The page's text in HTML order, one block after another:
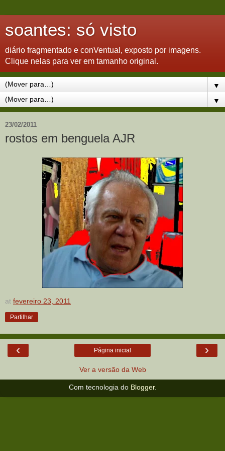
soantes: só visto
diário fragmentado e conVentual, exposto por imagens.
Clique nelas para ver em tamanho original.
▼
▼
23/02/2011
rostos em benguela AJR
at fevereiro 23, 2011
Partilhar
‹ ›
Página inicial
Ver a versão da Web
Com tecnologia do Blogger.